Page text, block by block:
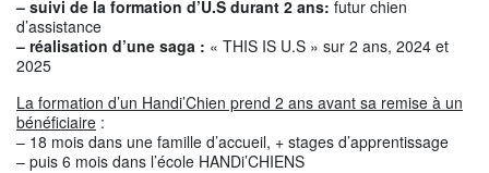
– suivi de la formation d’U.S durant 2 ans: futur chien
d’assistance
– réalisation d’une saga : « THIS IS U.S » sur 2 ans, 2024 et
2025
La formation d’un Handi’Chien prend 2 ans avant sa remise à un
bénéficiaire :
– 18 mois dans une famille d’accueil, + stages d’apprentissage
– puis 6 mois dans l’école HANDi’CHIENS